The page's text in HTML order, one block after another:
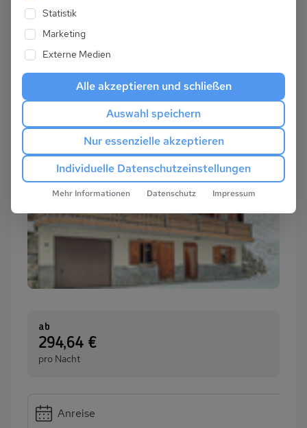
ab
:294,64 €
pro Nacht
Anreise
Statistik
Marketing
Externe Medien
Alle akzeptieren und schließen
Auswahl speichern
Nur essenzielle akzeptieren
Individuelle Datenschutzeinstellungen
Mehr Informationen Datenschutz Impressum